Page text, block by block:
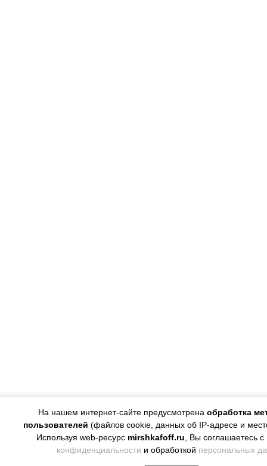
На нашем интернет-сайте предусмотрена обработка
пользователей (файлов cookie, данных об IP-адресе и
Используя web-ресурс mirshkafoff.ru , Вы соглашаетесь с
конфиденциальности и обработкой персональных